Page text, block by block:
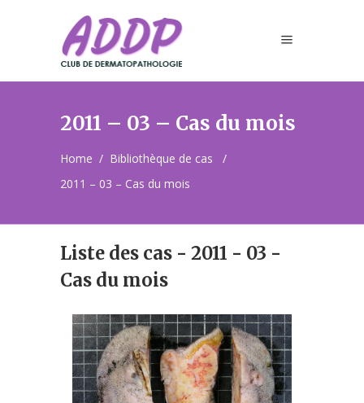
2011 – 03 – Cas du mois
Home / Bibliothèque de cas
/
2011 – 03 – Cas du mois
Liste des cas - 2011 - 03 -
Cas du mois